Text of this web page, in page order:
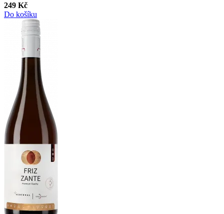
249 Kč
Do košíku